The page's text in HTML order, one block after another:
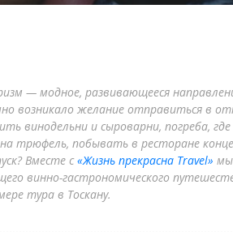
— модное, развивающееся
возникало желание отправиться в
винодельни и сыроварни, погреба,
трюфель, побывать в ресторане
Вместе с«Жизнь прекрасна Travel» мы
винно-гастрономического
тура в Тоскану.